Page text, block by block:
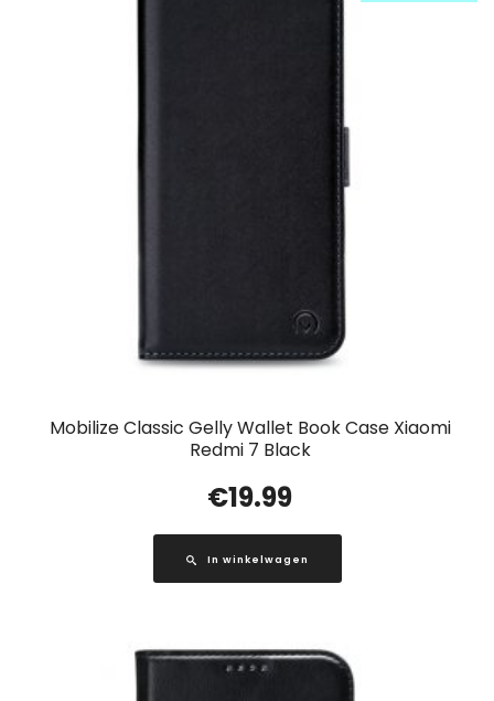
Mobilize Classic Gelly Wallet Book Case Xiaomi
Redmi 7 Black
€19.99
In winkelwagen